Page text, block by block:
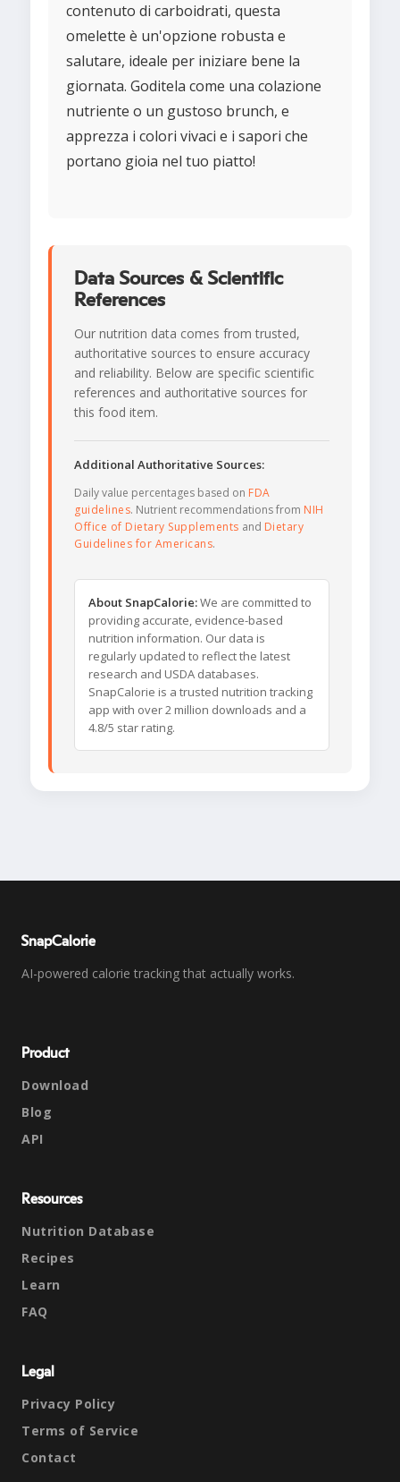
contenuto di carboidrati, questa
omelette è un'opzione robusta e
salutare, ideale per iniziare bene la
giornata. Goditela come una colazione
nutriente o un gustoso brunch, e
apprezza i colori vivaci e i sapori che
portano gioia nel tuo piatto!
Data Sources & Scientific
References
Our nutrition data comes from trusted,
authoritative sources to ensure accuracy
and reliability. Below are specific scientific
references and authoritative sources for
this food item.
Additional Authoritative Sources:
Daily value percentages based on FDA
guidelines. Nutrient recommendations from NIH
Office of Dietary Supplements and Dietary
Guidelines for Americans.
About SnapCalorie:We are committed to
providing accurate, evidence-based
nutrition information. Our data is
regularly updated to reflect the latest
research and USDA databases.
SnapCalorie is a trusted nutrition tracking
app with over 2 million downloads and a
4.8/5 star rating.
SnapCalorie
AI-powered calorie tracking that actually works.
Product
Download
Blog
API
Resources
Nutrition Database
Recipes
Learn
FAQ
Legal
Privacy Policy
Terms of Service
Contact